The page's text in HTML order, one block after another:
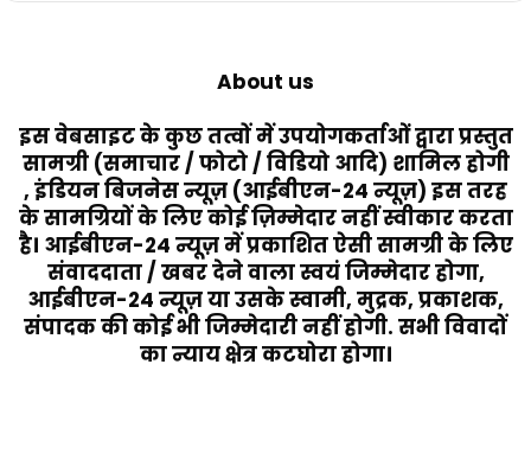
About us
इस वेबसाइट के कुछ तत्वों में उपयोगकर्ताओं द्वारा प्रस्तुत
सामग्री (समाचार / फोटो / विडियो आदि) शामिल होगी
, इंडियन बिजनेस न्यूज़ (आईबीएन-24 न्यूज़) इस तरह
के सामग्रियों के लिए कोई ज़िम्मेदार नहीं स्वीकार करता
है। आईबीएन-24 न्यूज़ में प्रकाशित ऐसी सामग्री के लिए
संवाददाता / खबर देने वाला स्वयं जिम्मेदार होगा,
आईबीएन-24 न्यूज़ या उसके स्वामी, मुद्रक, प्रकाशक,
संपादक की कोई भी जिम्मेदारी नहीं होगी. सभी विवादों
का न्याय क्षेत्र कटघोरा होगा।